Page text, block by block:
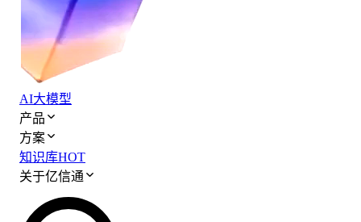
AI大模型
产品
方案
知识库HOT
关于亿信通